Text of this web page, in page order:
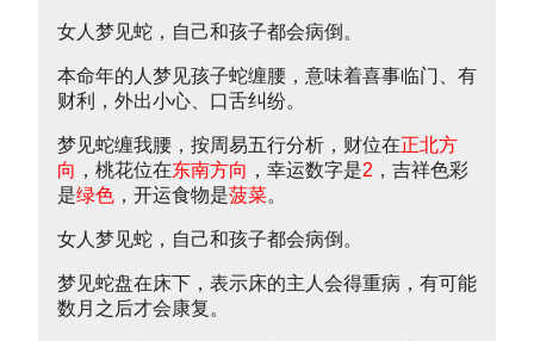
女人梦见蛇，自己和孩子都会病倒。
本命年的人梦见孩子蛇缠腰，意味着喜事临门、有
财利，外出小心、口舌纠纷。
梦见蛇缠我腰，按周易五行分析，财位在正北方
向 ，桃花位在东南方向 ，幸运数字是2 ，吉祥色彩
是绿色 ，开运食物是菠菜。
女人梦见蛇，自己和孩子都会病倒。
梦见蛇盘在床下，表示床的主人会得重病，有可能
数月之后才会康复。